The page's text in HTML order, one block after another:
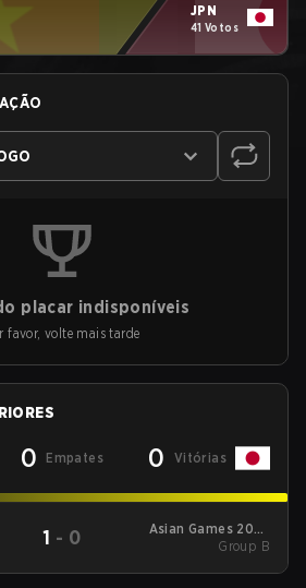
JPN
41 Votos
placar indisponíveis
favor, volte mais tarde
0 Empates 0 Vitórias
1 - 0
Asian Games 2022
Group B
Group B